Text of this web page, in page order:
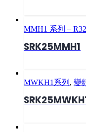
MMH1 系列 –
SRK25MMH1
MWKH1系列 , 變